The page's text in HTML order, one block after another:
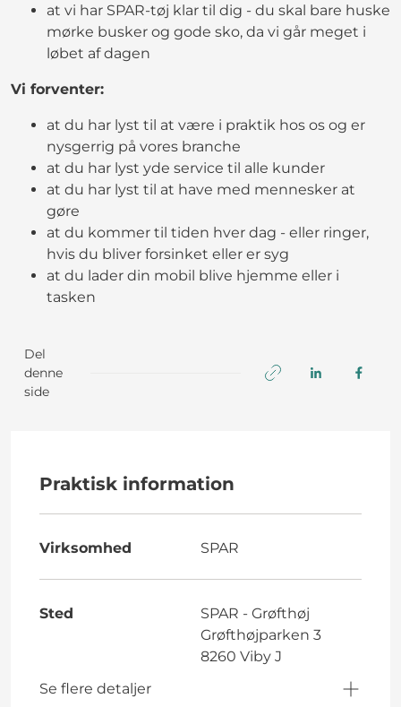
at vi har SPAR-tøj klar til dig - du skal bare huske
mørke busker og gode sko, da vi går meget i
løbet af dagen
Vi forventer:
at du har lyst til at være i praktik hos os og er
nysgerrig på vores branche
at du har lyst yde service til alle kunder
at du har lyst til at have med mennesker at
gøre
at du kommer til tiden hver dag - eller ringer,
hvis du bliver forsinket eller er syg
at du lader din mobil blive hjemme eller i
tasken
Del
denne
side
Praktisk information
Virksomhed SPAR
Sted
SPAR - Grøfthøj
Grøfthøjparken 3
8260 Viby J
Se flere detaljer